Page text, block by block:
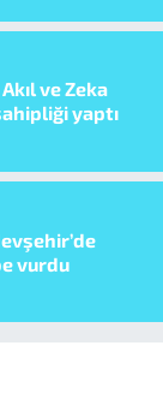
ve Zeka
yaptı
vurdu